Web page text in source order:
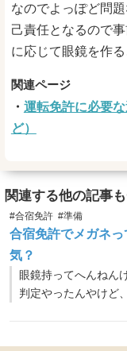
なのでよっぽど問
己責任となるので
に応じて眼鏡を作
運転免許に必要
ど）
関連する他の記事
#合宿免許 #準備
合宿免許でメガネ
気？
眼鏡持ってへんねん
判定やったんやけど